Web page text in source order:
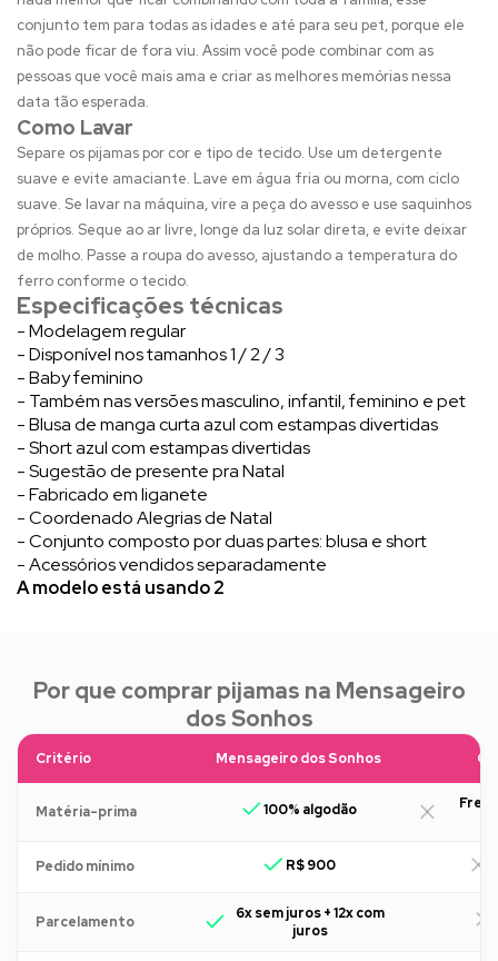
conjunto tem para todas as idades e até para seu pet, porque ele
não pode ficar de fora viu. Assim você pode combinar com as
pessoas que você mais ama e criar as melhores memórias nessa
data tão esperada.
Como Lavar
Separe os pijamas por cor e tipo de tecido. Use um detergente
suave e evite amaciante. Lave em água fria ou morna, com ciclo
suave. Se lavar na máquina, vire a peça do avesso e use saquinhos
próprios. Seque ao ar livre, longe da luz solar direta, e evite deixar
de molho. Passe a roupa do avesso, ajustando a temperatura do
ferro conforme o tecido.
Especificações técnicas
- Modelagem regular
- Disponível nos tamanhos 1 / 2 / 3
- Baby feminino
- Também nas versões masculino, infantil, feminino e pet
- Blusa de manga curta azul com estampas divertidas
- Short azul com estampas divertidas
- Sugestão de presente pra Natal
- Fabricado em liganete
- Coordenado Alegrias de Natal
- Conjunto composto por duas partes: blusa e short
- Acessórios vendidos separadamente
A modelo está usando 2
Por que comprar pijamas na Mensageiro
dos Sonhos
Critério Mensageiro dos Sonhos
Matéria-prima 100% algodão
Pedido mínimo R$ 900
Parcelamento
6x sem juros + 12x com
juros